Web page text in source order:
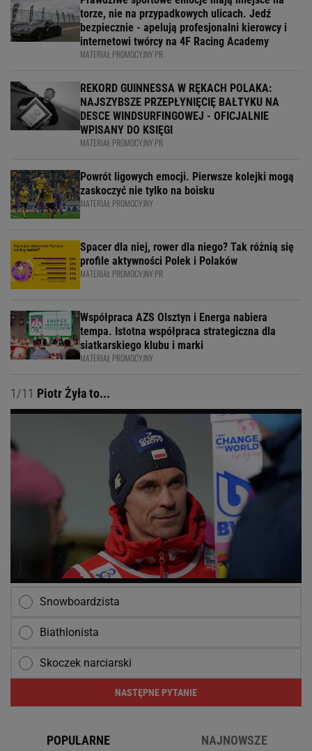
torze, nie na przypadkowych ulicach. Jedź
bezpiecznie - apelują profesjonalni kierowcy i
internetowi twórcy na 4F Racing Academy
MATERIAŁ PROMOCYJNY PR
REKORD GUINNESSA W RĘKACH POLAKA:
NAJSZYBSZE PRZEPŁYNIĘCIĘ BAŁTYKU NA
DESCE WINDSURFINGOWEJ - OFICJALNIE
WPISANY DO KSIĘGI
MATERIAŁ PROMOCYJNY PR
Powrót ligowych emocji. Pierwsze kolejki mogą
zaskoczyć nie tylko na boisku
MATERIAŁ PROMOCYJNY
Spacer dla niej, rower dla niego? Tak różnią się
profile aktywności Polek i Polaków
MATERIAŁ PROMOCYJNY PR
Współpraca AZS Olsztyn i Energa nabiera
tempa. Istotna współpraca strategiczna dla
siatkarskiego klubu i marki
MATERIAŁ PROMOCYJNY
1/11 Piotr Żyła to...
Snowboardzista
Biathlonista
Skoczek narciarski
NASTĘPNE PYTANIE
POPULARNE NAJNOWSZE